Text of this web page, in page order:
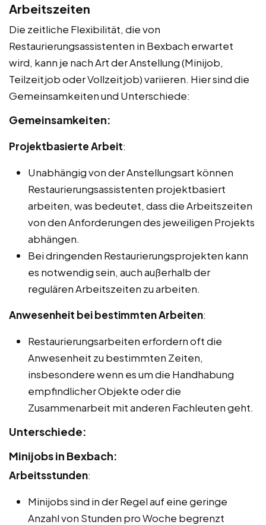
Arbeitszeiten
Die zeitliche Flexibilität, die von
Restaurierungsassistenten in Bexbach erwartet
wird, kann je nach Art der Anstellung (Minijob,
Teilzeitjob oder Vollzeitjob) variieren. Hier sind die
Gemeinsamkeiten und Unterschiede:
Gemeinsamkeiten:
Projektbasierte Arbeit:
Unabhängig von der Anstellungsart können
Restaurierungsassistenten projektbasiert
arbeiten, was bedeutet, dass die Arbeitszeiten
von den Anforderungen des jeweiligen Projekts
abhängen.
Bei dringenden Restaurierungsprojekten kann
es notwendig sein, auch außerhalb der
regulären Arbeitszeiten zu arbeiten.
Anwesenheit bei bestimmten Arbeiten:
Restaurierungsarbeiten erfordern oft die
Anwesenheit zu bestimmten Zeiten,
insbesondere wenn es um die Handhabung
empfindlicher Objekte oder die
Zusammenarbeit mit anderen Fachleuten geht.
Unterschiede:
Minijobs in Bexbach:
Arbeitsstunden:
Minijobs sind in der Regel auf eine geringe
Anzahl von Stunden pro Woche begrenzt